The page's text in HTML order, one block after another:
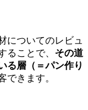
についてのレビュ
ることで、 その道
る層（＝パン作り
できます。